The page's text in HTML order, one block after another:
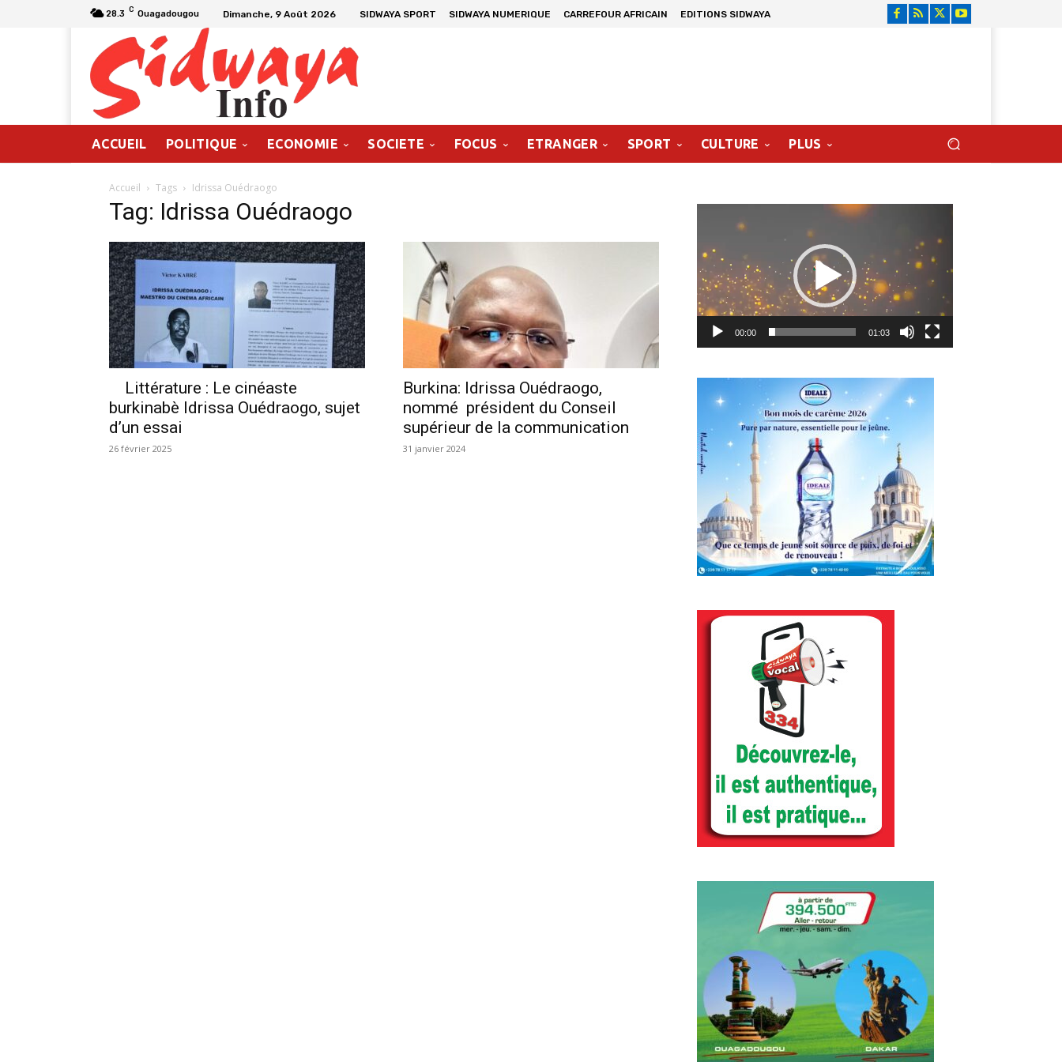
28.3 C Ouagadougou Dimanche, 9 Août 2026 SIDWAYA SPORT SIDWAYA NUMERIQUE CARREFOUR AFRICAIN EDITIONS SIDWAYA
ACCUEIL POLITIQUE ECONOMIE SOCIETE FOCUS ETRANGER SPORT CULTURE PLUS
Accueil Tags Idrissa Ouédraogo
Tag: Idrissa Ouédraogo
Littérature : Le cinéaste
burkinabè Idrissa Ouédraogo, sujet
d’un essai
26 février 2025
Burkina: Idrissa Ouédraogo,
nommé président du Conseil
supérieur de la communication
31 janvier 2024
00:00 01:03